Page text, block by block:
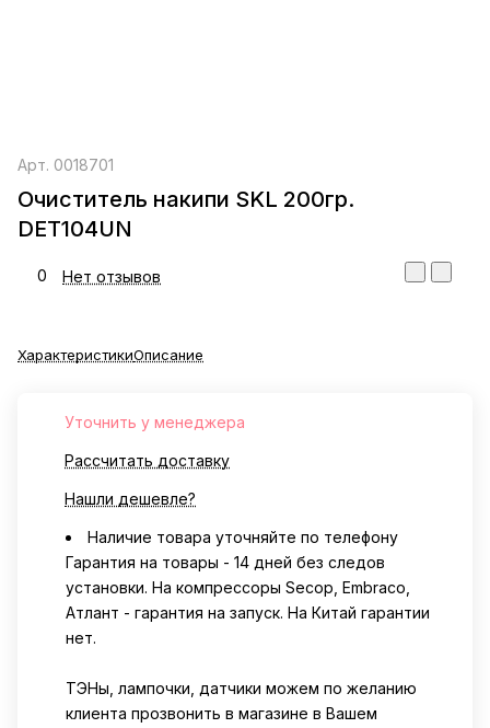
Арт. 0018701
Очиститель накипи SKL 200гр.
DET104UN
0 Нет отзывов
ХарактеристикиОписание
Уточнить у менеджера
Рассчитать доставку
Нашли дешевле?
Наличие товара уточняйте по телефону
Гарантия на товары - 14 дней без следов
установки. На компрессоры Secop, Embraco,
Атлант - гарантия на запуск. На Китай гарантии
нет.
ТЭНы, лампочки, датчики можем по желанию
клиента прозвонить в магазине в Вашем